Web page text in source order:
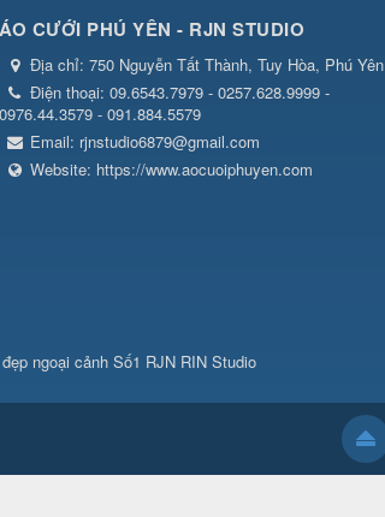
ÁO CƯỚI PHÚ YÊN - RJN STUDIO
Địa chỉ: 750 Nguyễn Tất Thành, Tuy Hòa, Phú Yên
Điện thoại: 09.6543.7979 - 0257.628.9999 -
0976.44.3579 - 091.884.5579
Email: rjnstudio6879@gmail.com
Website: https://www.aocuoiphuyen.com
ngoại cảnh Số1 RJN RIN Studio